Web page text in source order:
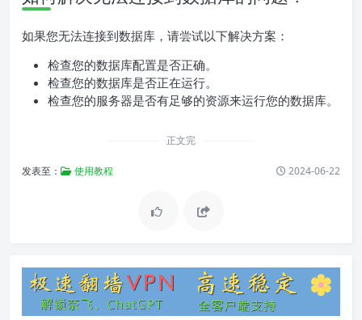
如果您无法连接到数据库，请尝试以下解决方案：
检查您的数据库配置是否正确。
检查您的数据库是否正在运行。
检查您的服务器是否有足够的资源来运行您的数据库。
正文完
发表至： 使用教程 2024-06-22